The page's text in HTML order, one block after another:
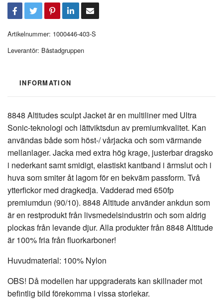
Artikelnummer: 1000446-403-S
Leverantör: Båstadgruppen
INFORMATION
8848 Altitudes sculpt Jacket är en multiliner med Ultra
Sonic-teknologi och lättviktsdun av premiumkvalitet. Kan
användas både som höst-/ vårjacka och som värmande
mellanlager. Jacka med extra hög krage, justerbar dragsko
i nederkant samt smidigt, elastiskt kantband i ärmslut och i
huva som smiter åt lagom för en bekväm passform. Två
ytterfickor med dragkedja. Vadderad med 650fp
premiumdun (90/10). 8848 Altitude använder ankdun som
är en restprodukt från livsmedelsindustrin och som aldrig
plockas från levande djur. Alla produkter från 8848 Altitude
är 100% fria från fluorkarboner!
Huvudmaterial: 100% Nylon
OBS! Då modellen har uppgraderats kan skillnader mot
befintlig bild förekomma i vissa storlekar.